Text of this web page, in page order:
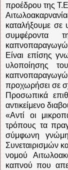
προέδρου της
καταλήξουμε σε
συμφέροντα
Είναι επίσης
υλοποίησης
προχωρήσει σε
Προσωπικά
αντικείμενο
«Αντί οι
τρόπους τα
σύμφωνη
Συνεταιρισμών
νομού
καπνού που